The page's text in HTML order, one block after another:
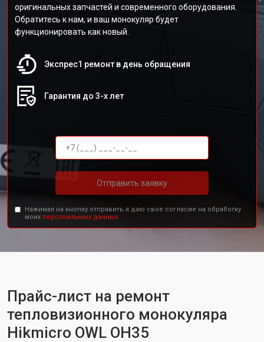
оригинальных запчастей и современного оборудования.
Обратитесь к нам, и ваш монокуляр будет
функционировать как новый.
Экспрес1 ремонт в день обращения
Гарантия до 3-х лет
Отправить заявку
Нажимая на кнопку отправить я даю свое согласие на обработку
моих персональных данных.
Прайс-лист на ремонт
тепловизионного монокуляра
Hikmicro OWL OH35